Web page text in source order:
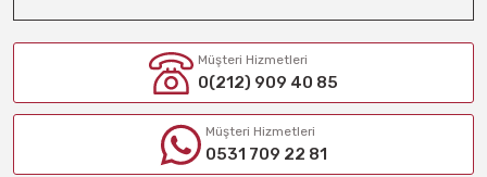
Müşteri Hizmetleri
0(212) 909 40 85
Müşteri Hizmetleri
0531 709 22 81